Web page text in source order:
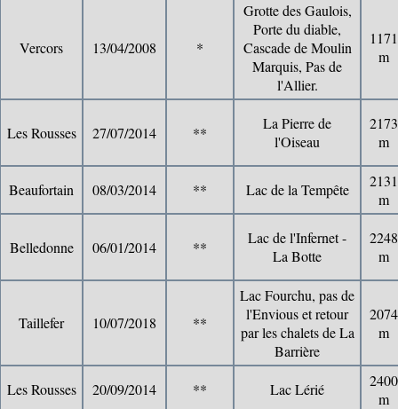
Vercors 13/04/2008 *
Grotte des Gaulois,
Porte du diable,
Cascade de Moulin
Marquis, Pas de
l'Allier.
1171
m
Les Rousses 27/07/2014 **
La Pierre de
l'Oiseau
2173
m
Beaufortain 08/03/2014 ** Lac de la Tempête
2131
m
Belledonne 06/01/2014 **
Lac de l'Infernet -
La Botte
2248
m
Taillefer 10/07/2018 **
Lac Fourchu, pas de
l'Envious et retour
par les chalets de La
Barrière
2074
m
Les Rousses 20/09/2014 ** Lac Lérié
2400
m